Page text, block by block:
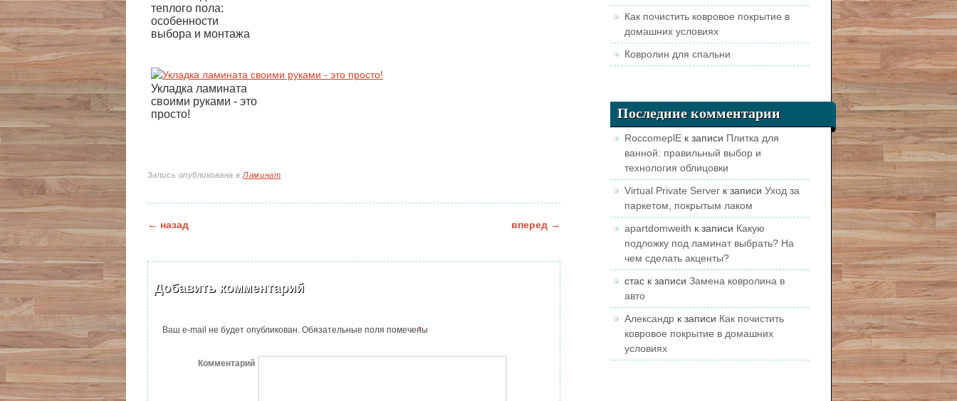
теплого пола:
особенности
выбора и монтажа
Укладка ламината
своими руками - это
просто!
Запись опубликована вЛаминат
Навигация по записям
← назад вперед →
Добавить комментарий
Ваш e-mail не будет опубликован. Обязательные поля помечены
*
Комментарий
Как почистить ковровое покрытие в
домашних условиях
Ковролин для спальни
Последние комментарии
RoccomeplEк записи Плитка для
ванной: правильный выбор и
технология облицовки
Virtual Private Serverк записи Уход за
паркетом, покрытым лаком
apartdomweith к записи Какую
подложку под ламинат выбрать? На
чем сделать акценты?
стаск записи Замена ковролина в
авто
Александрк записи Как почистить
ковровое покрытие в домашних
условиях